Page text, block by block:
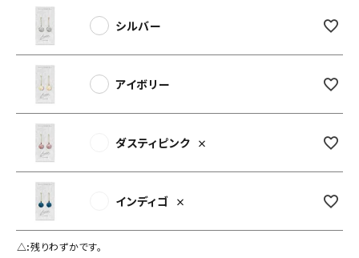
シルバー
アイボリー
ダスティピンク ×
インディゴ ×
△ 残りわずかです。